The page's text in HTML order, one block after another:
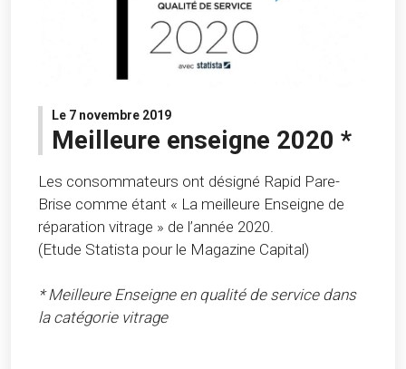
Le 7 novembre 2019
Meilleure enseigne 2020 *
Les consommateurs ont désigné Rapid Pare-
Brise comme étant « La meilleure Enseigne de
réparation vitrage » de l’année 2020.
(Etude Statista pour le Magazine Capital)
* Meilleure Enseigne en qualité de service dans
la catégorie vitrage